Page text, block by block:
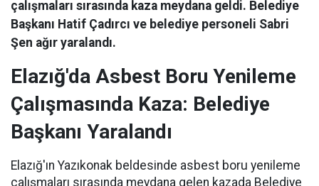
çalışmaları sırasında kaza meydana geldi. Belediye
Başkanı Hatif Çadırcı ve belediye personeli Sabri
Şen ağır yaralandı.
Elazığ'da Asbest Boru Yenileme
Çalışmasında Kaza: Belediye
Başkanı Yaralandı
Elazığ'ın Yazıkonak beldesinde asbest boru yenileme
çalışmaları sırasında meydana gelen kazada Belediye